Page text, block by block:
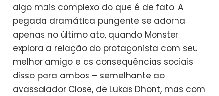
algo mais complexo do que é de fato. A
pegada dramática pungente se adorna
apenas no último ato, quando Monster
explora a relação do protagonista com seu
melhor amigo e as consequências sociais
disso para ambos – semelhante ao
avassalador Close, de Lukas Dhont, mas com